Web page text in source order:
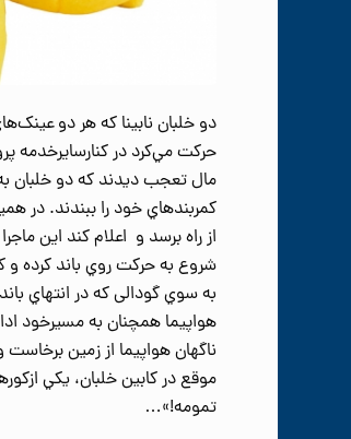
دو خلبان نابينا که هر دو
حرکت مي‌کرد در کنارسايرخدمه
مال تعجب دیدند که دو خلبان
کمربندهاي خود را ببندند. در
از راه برسد و اعلام کند اين
شروع به حرکت روي باند کرده
به سوي گودالی که در انتهاي
هواپيما همچنان به مسيرخود
ناگهان هواپيما از زمين
موقع در کابين خلبان، يکي
تمومه!»…